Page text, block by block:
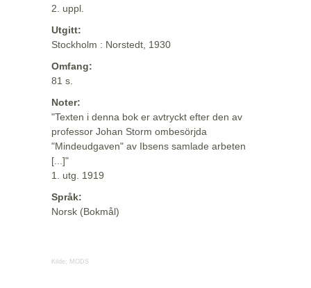
2. uppl.
Utgitt:
Stockholm : Norstedt, 1930
Omfang:
81 s.
Noter:
"Texten i denna bok er avtryckt efter den av
professor Johan Storm ombesörjda
"Mindeudgaven" av Ibsens samlade arbeten
[...]"
1. utg. 1919
Språk:
Norsk (Bokmål)
Kilde: MODS